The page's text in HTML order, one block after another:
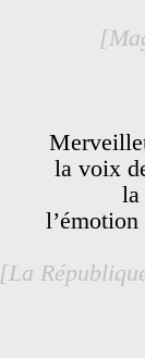
la voix
la
[La